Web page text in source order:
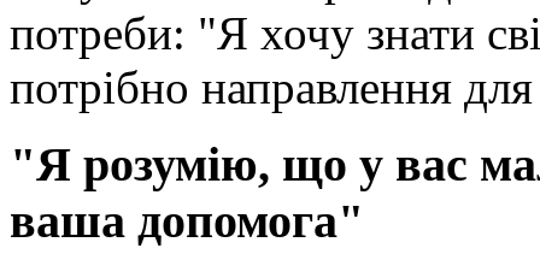
потреби: "Я хочу знати
потрібно направлення
"Я розумію, що у вас
ваша допомога"